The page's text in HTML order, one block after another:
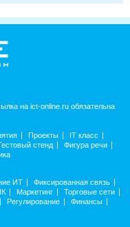
на ict-online.ru обязательна
Проекты
IT класс
стенд
Фигура речи
ИТ
Фиксированная связь
Маркетинг
Торговые сети
Регулирование
Финансы